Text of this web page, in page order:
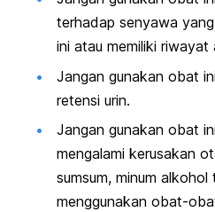
terhadap senyawa
ini atau memiliki
Jangan gunakan obat
retensi urin.
Jangan gunakan obat
mengalami kerusakan
sumsum, minum
menggunakan obat-